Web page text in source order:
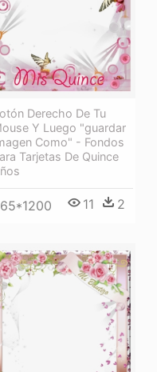
Derecho De Tu
Y Luego "guardar
Como" - Fondos
Tarjetas De Quince
11 2